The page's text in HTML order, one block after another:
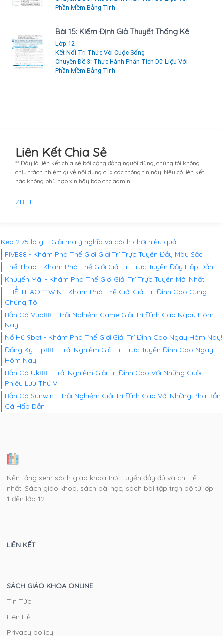
Phần Mềm Bảng Tính
Bài 15: Kiểm Định Giả Thuyết Thống Kê
Lớp 12
Kết Nối Tri Thức Với Cuộc Sống
Chuyên Đề 3: Thực Hành Phân Tích Dữ Liệu Với
Phần Mềm Bảng Tính
Liên Kết Chia Sẻ
** Đây là liên kết chia sẻ bới cộng đồng người dùng, chúng tôi không
chịu trách nhiệm gì về nội dung của các thông tin này. Nếu có liên kết
nào không phù hợp xin hãy báo cho admin.
ZBET
Kèo 2.75 là gì - Giải mã ý nghĩa và cách chơi hiệu quả
FIVE88 - Khám Phá Thế Giới Giải Trí Trực Tuyến Đầy Màu Sắc
Thể Thao - Khám Phá Thế Giới Giải Trí Trực Tuyến Đầy Hấp Dẫn
Khuyến Mãi - Khám Phá Thế Giới Giải Trí Trực Tuyến Mới Nhất!
THỂ THAO 11WIN - Khám Phá Thế Giới Giải Trí Đỉnh Cao Cùng
Chúng Tôi
Bắn Cá Vua88 - Trải Nghiệm Game Giải Trí Đỉnh Cao Ngay Hôm
Nay!
Nổ Hũ 9bet - Khám Phá Thế Giới Giải Trí Đỉnh Cao Ngay Hôm Nay!
Đăng Ký Tip88 - Trải Nghiệm Giải Trí Trực Tuyến Đỉnh Cao Ngay
Hôm Nay
Bắn Cá Uk88 - Trải Nghiệm Giải Trí Đỉnh Cao Với Những Cuộc
Phiêu Lưu Thú Vị
Bắn Cá Sunwin - Trải Nghiệm Giải Trí Đỉnh Cao Với Những Pha Bắn
Cá Hấp Dẫn
Nền tảng xem sách giáo khoa trực tuyến đầy đủ và chi tiết
nhất. Sách giáo khoa, sách bài học, sách bài tập trọn bộ từ lớp
1 đến lớp 12.
LIÊN KẾT
SÁCH GIÁO KHOA ONLINE
Tin Tức
Liên Hệ
Privacy policy